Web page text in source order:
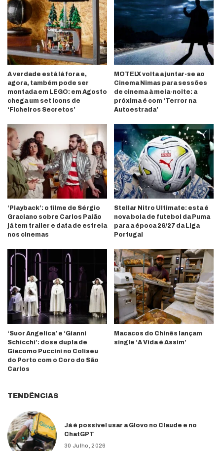
A verdade está lá fora e,
agora, também pode ser
montada em LEGO: em Agosto
chega um set Icons de
‘Ficheiros Secretos’
MOTELX volta a juntar-se ao
Cinema Nimas para sessões
de cinema à meia-noite: a
próxima é com ‘Terror na
Autoestrada’
‘Playback’: o filme de Sérgio
Graciano sobre Carlos Paião
já tem trailer e data de estreia
nos cinemas
Stellar Nitro Ultimate: esta é
nova bola de futebol da Puma
para a época 26/27 da Liga
Portugal
‘Suor Angelica’ e ‘Gianni
Schicchi’: dose dupla de
Giacomo Puccini no Coliseu
do Porto com o Coro do São
Carlos
Macacos do Chinês lançam
single ‘A Vida é Assim’
TENDÊNCIAS
Já é possível usar a Glovo no Claude e no
ChatGPT
30 Julho, 2026